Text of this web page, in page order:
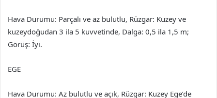
Hava Durumu: Parçalı ve az bulutlu, Rüzgar: Kuzey ve
kuzeydoğudan 3 ila 5 kuvvetinde, Dalga: 0,5 ila 1,5 m;
Görüş: İyi.
EGE
Hava Durumu: Az bulutlu ve açık, Rüzgar: Kuzey Ege’de